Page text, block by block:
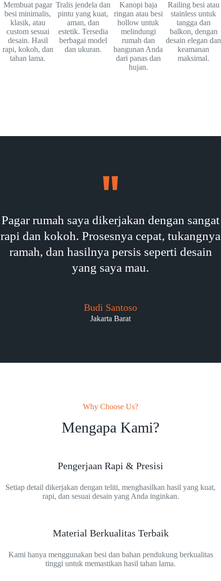
Membuat pagar
besi minimalis,
klasik, atau
custom sesuai
desain. Hasil
rapi, kokoh, dan
tahan lama.
Tralis jendela dan
pintu yang kuat,
aman, dan
estetik. Tersedia
berbagai model
dan ukuran.
Kanopi baja
ringan atau besi
hollow untuk
melindungi
rumah dan
bangunan Anda
dari panas dan
hujan.
Railing besi atau
stainless untuk
tangga dan
balkon, dengan
desain elegan dan
keamanan
maksimal.
Pagar rumah saya dikerjakan dengan sangat
rapi dan kokoh. Prosesnya cepat, tukangnya
ramah, dan hasilnya persis seperti desain
yang saya mau.
Budi Santoso
Jakarta Barat
Why Choose Us?
Mengapa Kami?
Pengerjaan Rapi & Presisi
Setiap detail dikerjakan dengan teliti, menghasilkan hasil yang kuat,
rapi, dan sesuai desain yang Anda inginkan.
Material Berkualitas Terbaik
Kami hanya menggunakan besi dan bahan pendukung berkualitas
tinggi untuk memastikan hasil tahan lama.